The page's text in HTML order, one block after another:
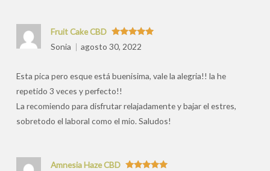
Valorado
con5de 5
Fruit Cake CBD
Sonia
agosto 30, 2022
Esta pica pero esque está buenisima, vale la alegria!! la he
repetido 3 veces y perfecto!!
La recomiendo para disfrutar relajadamente y bajar el estres,
sobretodo el laboral como el mio. Saludos!
Amnesia Haze CBD